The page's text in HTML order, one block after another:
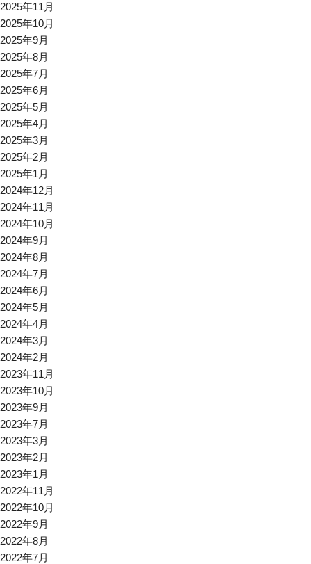
2025年11月
2025年10月
2025年9月
2025年8月
2025年7月
2025年6月
2025年5月
2025年4月
2025年3月
2025年2月
2025年1月
2024年12月
2024年11月
2024年10月
2024年9月
2024年8月
2024年7月
2024年6月
2024年5月
2024年4月
2024年3月
2024年2月
2023年11月
2023年10月
2023年9月
2023年7月
2023年3月
2023年2月
2023年1月
2022年11月
2022年10月
2022年9月
2022年8月
2022年7月